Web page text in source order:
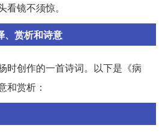
镜不须惊。
、赏析和诗意
时创作的一首诗词。以下是《病
和赏析：